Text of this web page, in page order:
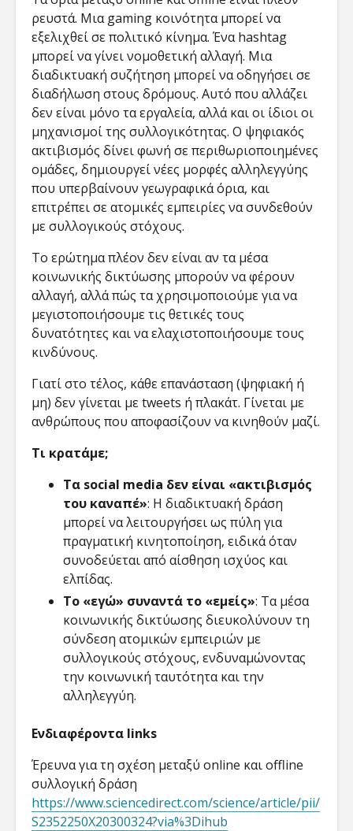
ρευστά. Μια gaming κοινότητα μπορεί να
εξελιχθεί σε πολιτικό κίνημα. Ένα hashtag
μπορεί να γίνει νομοθετική αλλαγή. Μια
διαδικτυακή συζήτηση μπορεί να οδηγήσει σε
διαδήλωση στους δρόμους. Αυτό που αλλάζει
δεν είναι μόνο τα εργαλεία, αλλά και οι ίδιοι οι
μηχανισμοί της συλλογικότητας. Ο ψηφιακός
ακτιβισμός δίνει φωνή σε περιθωριοποιημένες
ομάδες, δημιουργεί νέες μορφές αλληλεγγύης
που υπερβαίνουν γεωγραφικά όρια, και
επιτρέπει σε ατομικές εμπειρίες να συνδεθούν
με συλλογικούς στόχους.
Το ερώτημα πλέον δεν είναι αν τα μέσα
κοινωνικής δικτύωσης μπορούν να φέρουν
αλλαγή, αλλά πώς τα χρησιμοποιούμε για να
μεγιστοποιήσουμε τις θετικές τους
δυνατότητες και να ελαχιστοποιήσουμε τους
κινδύνους.
Γιατί στο τέλος, κάθε επανάσταση (ψηφιακή ή
μη) δεν γίνεται με tweets ή πλακάτ. Γίνεται με
ανθρώπους που αποφασίζουν να κινηθούν μαζί.
Τι κρατάμε;
Τα social media δεν είναι «ακτιβισμός
του καναπέ»: Η διαδικτυακή δράση
μπορεί να λειτουργήσει ως πύλη για
πραγματική κινητοποίηση, ειδικά όταν
συνοδεύεται από αίσθηση ισχύος και
ελπίδας.
Το «εγώ» συναντά το «εμείς»: Τα μέσα
κοινωνικής δικτύωσης διευκολύνουν τη
σύνδεση ατομικών εμπειριών με
συλλογικούς στόχους, ενδυναμώνοντας
την κοινωνική ταυτότητα και την
αλληλεγγύη.
Ενδιαφέροντα links
Έρευνα για τη σχέση μεταξύ online και offline
συλλογική δράση
https://www.sciencedirect.com/science/article/pii/
S2352250X20300324?via%3Dihub